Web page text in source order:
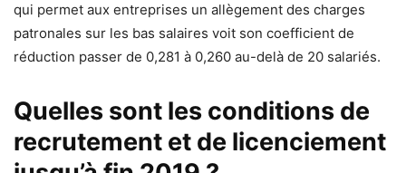
qui permet aux entreprises un allègement des charges
patronales sur les bas salaires voit son coefficient de
réduction passer de 0,281 à 0,260 au-delà de 20 salariés.
Quelles sont les conditions de
recrutement et de licenciement